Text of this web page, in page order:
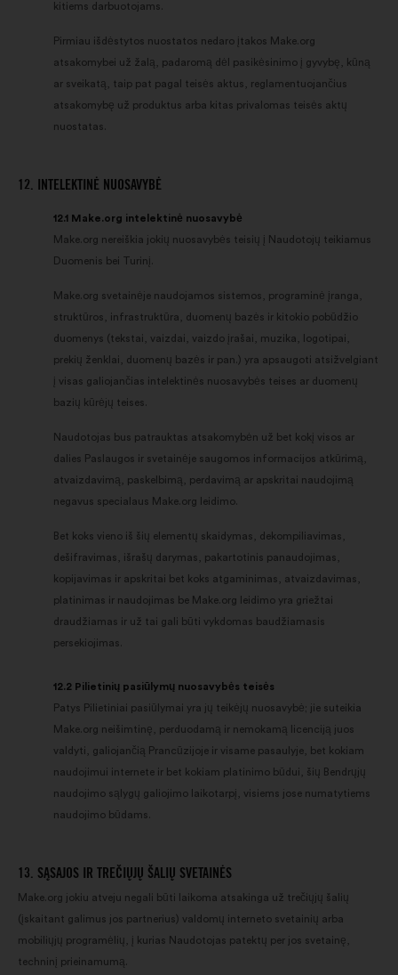
kitiems darbuotojams.
Pirmiau išdėstytos nuostatos nedaro įtakos Make.org
atsakomybei už žalą, padaromą dėl pasikėsinimo į gyvybę, kūną
ar sveikatą, taip pat pagal teisės aktus, reglamentuojančius
atsakomybę už produktus arba kitas privalomas teisės aktų
nuostatas.
12. INTELEKTINĖ NUOSAVYBĖ
12.1 Make.org intelektinė nuosavybė
Make.org nereiškia jokių nuosavybės teisių į Naudotojų teikiamus
Duomenis bei Turinį.
Make.org svetainėje naudojamos sistemos, programinė įranga,
struktūros, infrastruktūra, duomenų bazės ir kitokio pobūdžio
duomenys (tekstai, vaizdai, vaizdo įrašai, muzika, logotipai,
prekių ženklai, duomenų bazės ir pan.) yra apsaugoti atsižvelgiant
į visas galiojančias intelektinės nuosavybės teises ar duomenų
bazių kūrėjų teises.
Naudotojas bus patrauktas atsakomybėn už bet kokį visos ar
dalies Paslaugos ir svetainėje saugomos informacijos atkūrimą,
atvaizdavimą, paskelbimą, perdavimą ar apskritai naudojimą
negavus specialaus Make.org leidimo.
Bet koks vieno iš šių elementų skaidymas, dekompiliavimas,
dešifravimas, išrašų darymas, pakartotinis panaudojimas,
kopijavimas ir apskritai bet koks atgaminimas, atvaizdavimas,
platinimas ir naudojimas be Make.org leidimo yra griežtai
draudžiamas ir už tai gali būti vykdomas baudžiamasis
persekiojimas.
12.2 Pilietinių pasiūlymų nuosavybės teisės
Patys Pilietiniai pasiūlymai yra jų teikėjų nuosavybė; jie suteikia
Make.org neišimtinę, perduodamą ir nemokamą licenciją juos
valdyti, galiojančią Prancūzijoje ir visame pasaulyje, bet kokiam
naudojimui internete ir bet kokiam platinimo būdui, šių Bendrųjų
naudojimo sąlygų galiojimo laikotarpį, visiems jose numatytiems
naudojimo būdams.
13. SĄSAJOS IR TREČIŲJŲ ŠALIŲ SVETAINĖS
Make.org jokiu atveju negali būti laikoma atsakinga už trečiųjų šalių
(įskaitant galimus jos partnerius) valdomų interneto svetainių arba
mobiliųjų programėlių, į kurias Naudotojas patektų per jos svetainę,
techninį prieinamumą.